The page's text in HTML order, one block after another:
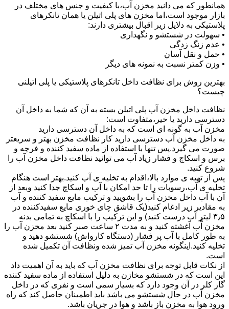
همانطور که می دانید مخزن آب،با کیفیت و جنس های مختلف در
بازار موجود است،اما مخزن های پلی اتیلن یا همان تانکرهای
پلاستیکی به دلایل زیر اقبال بیشتری دارند:
• سهولت در شستشو و نگهداری
• عدم زنگ زدگی
• حمل و نقل آسان
• وزن کمتر نسبت به نمونه های دیگر
بهترین روش برای نظافت داخل تانکرهای پلاستیکی یا پلی اتیلنی
چیست؟
نظافت داخل مخزن آب پلی اتیلن بسته به آن که شما به داخل آن
دسترسی دارید یا خیر،متفاوت است:
مخزن آب به گونه ای است که به داخل آن دسترسی دارید
به داخل مخزن آب دسترسی دارید کار نظافت مخزن بهتر و سریعتر
صورت می گیرد.پس تنها با استفاده از ماده سفید کننده و فرچه و
برس و اسکاچ و فشار زیاد آب می توانید نظافت داخل مخزن آب را
شروع کنید.
پس از تهیه ی موارد بالا،اقدام به تخلیه ی آب کنید.بهتر است هنگام
تخلیه ی آب،رسوبات را تا حد امکان با آب و اسکاچ جدا کنید وبعد از
آن با آب داخل مخزن آب را بشویید و ترکیب مایع سفید کننده و آب
به مقادیر زیر ادغام کنید(یک قاشق چای خوری مایع سفیدکننده در
۳٫۵ لیتر آب درست کنید) و این ترکیب را با اسکاچ به تمامی بدنه
مخزن آّب آغشته کنید و به مدت ۲ ساعت صبر کنید بعد مخزن آب را
به طور کامل با آب پر فشار (دستگاه کارواش) شستشو دهید و
تخلیه کنید.اینگونه مخزن آب تمیز شده ونظافت آن تکمیل شده
است.
از نکات قابل توجه برای نظافت مخزن آب که باید به آن اهمیت داد
این است که در شستشو مخازن به دلیل استفاده از ماده سفید کننده
گاز کلر در آن وجود دارد که بسیار سمی است و نفری که در داخل
مخزن آب در حال شستشو می باشد باید اطمینان حاصل کند که راه
ورود هوا به مخزن باز باشد و هوا در جریان باشد.